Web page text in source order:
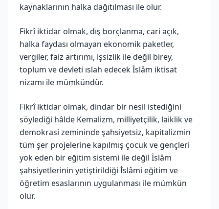
kaynaklarının halka dağıtılması ile olur.
Fikrî iktidar olmak, dış borçlanma, cari açık,
halka faydası olmayan ekonomik paketler,
vergiler, faiz artırımı, işsizlik ile değil birey,
toplum ve devleti ıslah edecek İslâm iktisat
nizamı ile mümkündür.
Fikrî iktidar olmak, dindar bir nesil istediğini
söylediği hâlde Kemalizm, milliyetçilik, laiklik ve
demokrasi zemininde şahsiyetsiz, kapitalizmin
tüm şer projelerine kapılmış çocuk ve gençleri
yok eden bir eğitim sistemi ile değil İslâm
şahsiyetlerinin yetiştirildiği İslâmi eğitim ve
öğretim esaslarının uygulanması ile mümkün
olur.